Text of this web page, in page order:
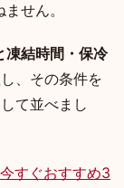
せん。
凍結時間・保冷
、その条件を
て並べまし
今すぐおすすめ3